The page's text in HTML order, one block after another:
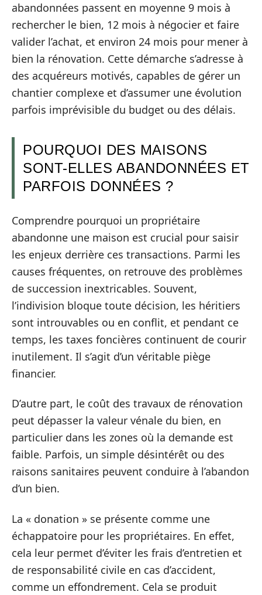
abandonnées passent en moyenne 9 mois à
rechercher le bien, 12 mois à négocier et faire
valider l’achat, et environ 24 mois pour mener à
bien la rénovation. Cette démarche s’adresse à
des acquéreurs motivés, capables de gérer un
chantier complexe et d’assumer une évolution
parfois imprévisible du budget ou des délais.
POURQUOI DES MAISONS
SONT-ELLES ABANDONNÉES ET
PARFOIS DONNÉES ?
Comprendre pourquoi un propriétaire
abandonne une maison est crucial pour saisir
les enjeux derrière ces transactions. Parmi les
causes fréquentes, on retrouve des problèmes
de succession inextricables. Souvent,
l’indivision bloque toute décision, les héritiers
sont introuvables ou en conflit, et pendant ce
temps, les taxes foncières continuent de courir
inutilement. Il s’agit d’un véritable piège
financier.
D’autre part, le coût des travaux de rénovation
peut dépasser la valeur vénale du bien, en
particulier dans les zones où la demande est
faible. Parfois, un simple désintérêt ou des
raisons sanitaires peuvent conduire à l’abandon
d’un bien.
La « donation » se présente comme une
échappatoire pour les propriétaires. En effet,
cela leur permet d’éviter les frais d’entretien et
de responsabilité civile en cas d’accident,
comme un effondrement. Cela se produit